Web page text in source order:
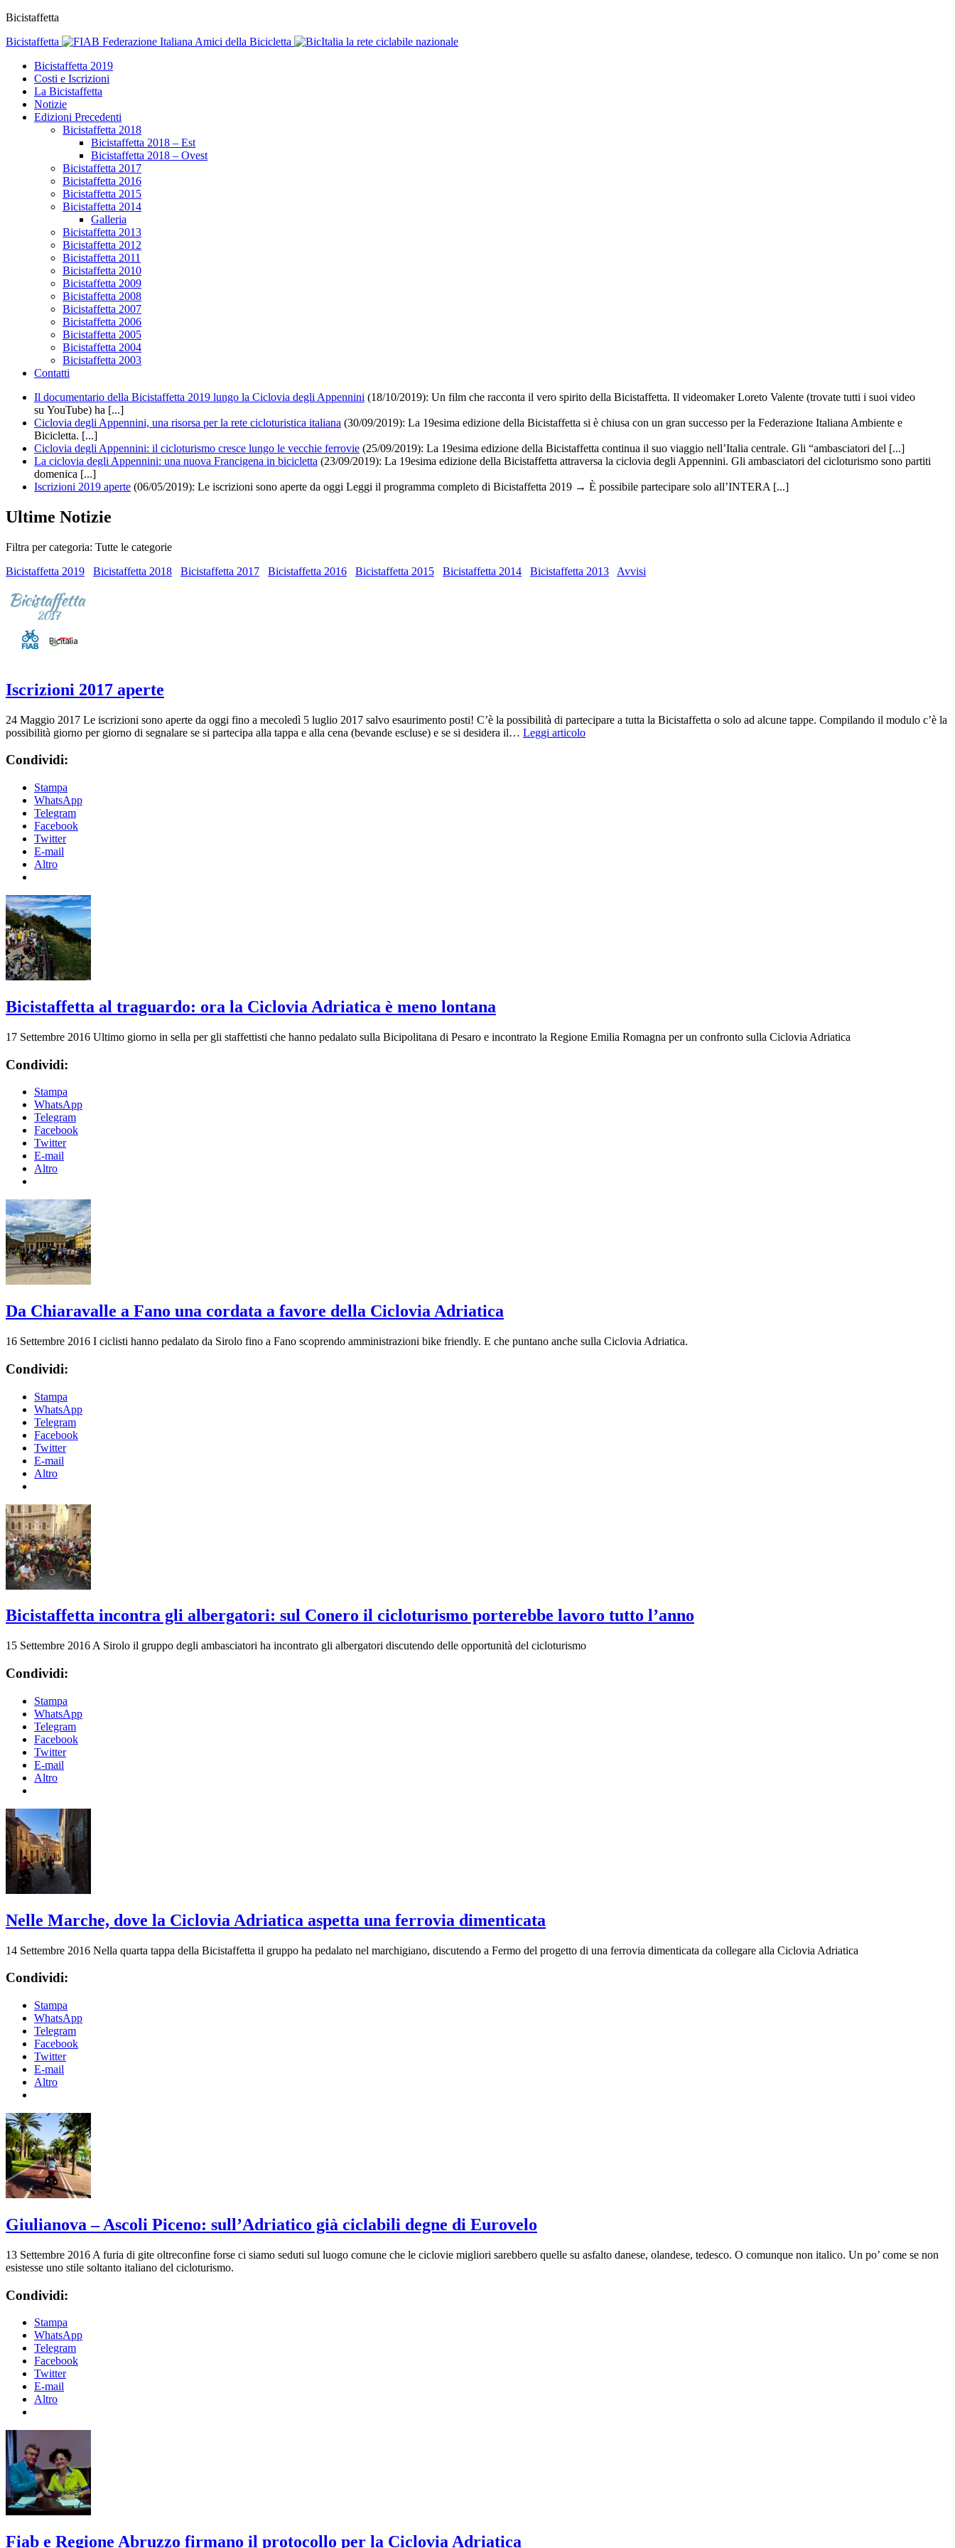
Bicistaffetta
Bicistaffetta
Federazione Italiana Amici della Bicicletta
la rete ciclabile nazionale
Bicistaffetta 2019
Costi e Iscrizioni
La Bicistaffetta
Notizie
Edizioni Precedenti
Bicistaffetta 2018
Bicistaffetta 2018 – Est
Bicistaffetta 2018 – Ovest
Bicistaffetta 2017
Bicistaffetta 2016
Bicistaffetta 2015
Bicistaffetta 2014
Galleria
Bicistaffetta 2013
Bicistaffetta 2012
Bicistaffetta 2011
Bicistaffetta 2010
Bicistaffetta 2009
Bicistaffetta 2008
Bicistaffetta 2007
Bicistaffetta 2006
Bicistaffetta 2005
Bicistaffetta 2004
Bicistaffetta 2003
Contatti
Il documentario della Bicistaffetta 2019 lungo la Ciclovia degli Appennini (18/10/2019): Un film che racconta il vero spirito della Bicistaffetta. Il videomaker Loreto Valente (trovate tutti i suoi video
su YouTube) ha [...]
Ciclovia degli Appennini, una risorsa per la rete cicloturistica italiana (30/09/2019): La 19esima edizione della Bicistaffetta si è chiusa con un gran successo per la Federazione Italiana Ambiente e
Bicicletta. [...]
Ciclovia degli Appennini: il cicloturismo cresce lungo le vecchie ferrovie (25/09/2019): La 19esima edizione della Bicistaffetta continua il suo viaggio nell’Italia centrale. Gli “ambasciatori del [...]
La ciclovia degli Appennini: una nuova Francigena in bicicletta (23/09/2019): La 19esima edizione della Bicistaffetta attraversa la ciclovia degli Appennini. Gli ambasciatori del cicloturismo sono partiti
domenica [...]
Iscrizioni 2019 aperte (06/05/2019): Le iscrizioni sono aperte da oggi Leggi il programma completo di Bicistaffetta 2019 → È possibile partecipare solo all’INTERA [...]
Ultime Notizie
Filtra per categoria: Tutte le categorie
Bicistaffetta 2019
Bicistaffetta 2018 Bicistaffetta 2017 Bicistaffetta 2016 Bicistaffetta 2015 Bicistaffetta 2014 Bicistaffetta 2013 Avvisi
Iscrizioni 2017 aperte
24 Maggio 2017 Le iscrizioni sono aperte da oggi fino a mecoledì 5 luglio 2017 salvo esaurimento posti! C’è la possibilità di partecipare a tutta la Bicistaffetta o solo ad alcune tappe. Compilando il modulo c’è la
possibilità giorno per giorno di segnalare se si partecipa alla tappa e alla cena (bevande escluse) e se si desidera il… Leggi articolo
Condividi:
Stampa
WhatsApp
Telegram
Facebook
Twitter
E-mail
Altro
Bicistaffetta al traguardo: ora la Ciclovia Adriatica è meno lontana
17 Settembre 2016 Ultimo giorno in sella per gli staffettisti che hanno pedalato sulla Bicipolitana di Pesaro e incontrato la Regione Emilia Romagna per un confronto sulla Ciclovia Adriatica
Condividi:
Stampa
WhatsApp
Telegram
Facebook
Twitter
E-mail
Altro
Da Chiaravalle a Fano una cordata a favore della Ciclovia Adriatica
16 Settembre 2016 I ciclisti hanno pedalato da Sirolo fino a Fano scoprendo amministrazioni bike friendly. E che puntano anche sulla Ciclovia Adriatica.
Condividi:
Stampa
WhatsApp
Telegram
Facebook
Twitter
E-mail
Altro
Bicistaffetta incontra gli albergatori: sul Conero il cicloturismo porterebbe lavoro tutto l’anno
15 Settembre 2016 A Sirolo il gruppo degli ambasciatori ha incontrato gli albergatori discutendo delle opportunità del cicloturismo
Condividi:
Stampa
WhatsApp
Telegram
Facebook
Twitter
E-mail
Altro
Nelle Marche, dove la Ciclovia Adriatica aspetta una ferrovia dimenticata
14 Settembre 2016 Nella quarta tappa della Bicistaffetta il gruppo ha pedalato nel marchigiano, discutendo a Fermo del progetto di una ferrovia dimenticata da collegare alla Ciclovia Adriatica
Condividi:
Stampa
WhatsApp
Telegram
Facebook
Twitter
E-mail
Altro
Giulianova – Ascoli Piceno: sull’Adriatico già ciclabili degne di Eurovelo
13 Settembre 2016 A furia di gite oltreconfine forse ci siamo seduti sul luogo comune che le ciclovie migliori sarebbero quelle su asfalto danese, olandese, tedesco. O comunque non italico. Un po’ come se non
esistesse uno stile soltanto italiano del cicloturismo.
Condividi:
Stampa
WhatsApp
Telegram
Facebook
Twitter
E-mail
Altro
Fiab e Regione Abruzzo firmano il protocollo per la Ciclovia Adriatica